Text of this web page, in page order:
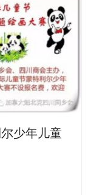
少年儿童